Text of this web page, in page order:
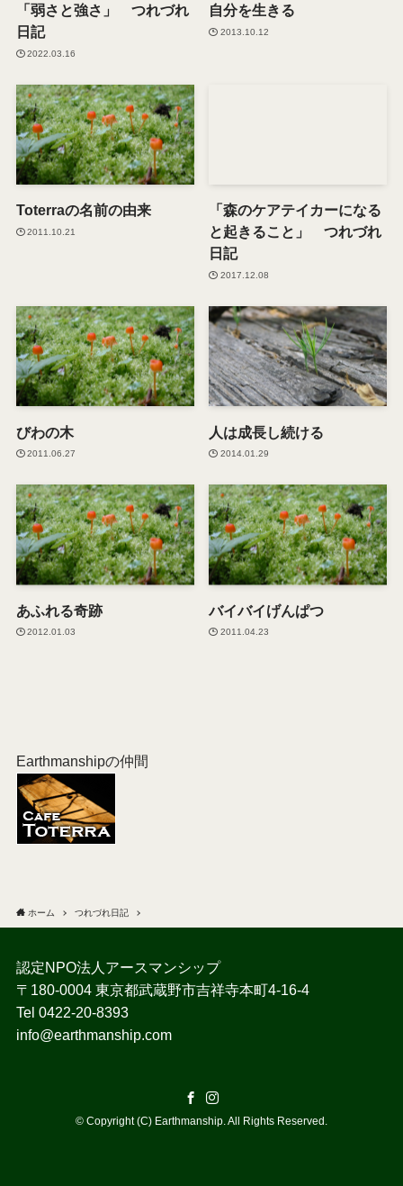
「弱さと強さ」 つれづれ
日記
2022.03.16
自分を生きる
2013.10.12
Toterraの名前の由来
2011.10.21
「森のケアテイカーになる
と起きること」 つれづれ
日記
2017.12.08
びわの木
2011.06.27
人は成長し続ける
2014.01.29
あふれる奇跡
2012.01.03
バイバイげんぱつ
2011.04.23
Earthmanshipの仲間
ホーム つれづれ日記
認定NPO法人アースマンシップ
〒180-0004 東京都武蔵野市吉祥寺本町4-16-4
Tel 0422-20-8393
info@earthmanship.com
© Copyright (C) Earthmanship. All Rights Reserved.